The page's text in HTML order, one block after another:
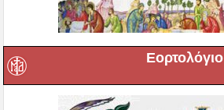
Εορτολόγιο